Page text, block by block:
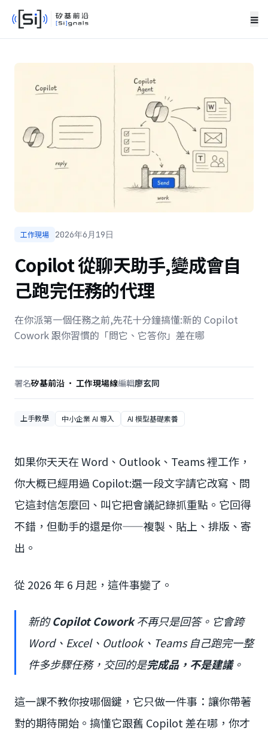
≡
工作現場 2026年6月19日
Copilot 從聊天助手,變成會自
己跑完任務的代理
在你派第一個任務之前,先花十分鐘搞懂:新的 Copilot
Cowork 跟你習慣的「問它、它答你」差在哪
署名矽基前沿 · 工作現場線編輯廖玄同
上手教學 中小企業 AI 導入 AI 模型基礎素養
如果你天天在 Word、Outlook、Teams 裡工作，
你大概已經用過 Copilot:選一段文字請它改寫、問
它這封信怎麼回、叫它把會議記錄抓重點。它回得
不錯，但動手的還是你——複製、貼上、排版、寄
出。
從 2026 年 6 月起，這件事變了。
新的Copilot Cowork不再只是回答。它會跨
Word、Excel、Outlook、Teams 自己跑完一整
件多步驟任務，交回的是完成品，不是建議。
這一課不教你按哪個鍵，它只做一件事：讓你帶著
對的期待開始。搞懂它跟舊 Copilot 差在哪，你才